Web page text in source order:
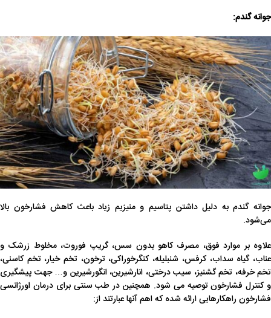
جوانه گندم:
جوانه گندم به دلیل داشتن پتاسیم و منیزیم زیاد باعث کاهش فشارخون بالا
می‌شود.
علاوه بر موارد فوق، مصرف کاهو بدون سس، گریپ فوروت، مخلوط زرشک و
عناب، گیاه سداب، کرفس، شنبلیله، کنگرخوراکی، ترخون، تخم خیار، تخم کاسنی،
تخم خرفه، تخم گشنیز، سیب درختی، انارشیرین، انگورشیرین و… جهت پیشگیری
و کنترل فشارخون توصیه می شود. همچنین در طب سنتی برای درمان اورژانسی
فشارخون راهکارهایی ارائه شده که اهم آنها عبارتند از: